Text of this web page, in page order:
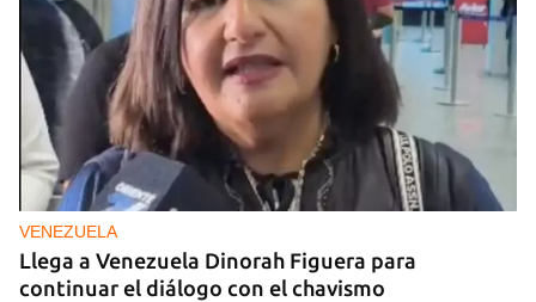
VENEZUELA
Llega a Venezuela Dinorah Figuera para
continuar el diálogo con el chavismo